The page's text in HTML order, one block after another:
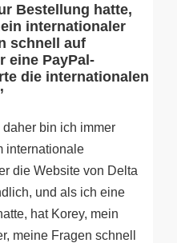
Bestellung hatte,
internationaler
schnell auf
eine PayPal-
die internationalen
daher bin ich immer
internationale
die Website von Delta
und als ich eine
hat Korey, mein
meine Fragen schnell